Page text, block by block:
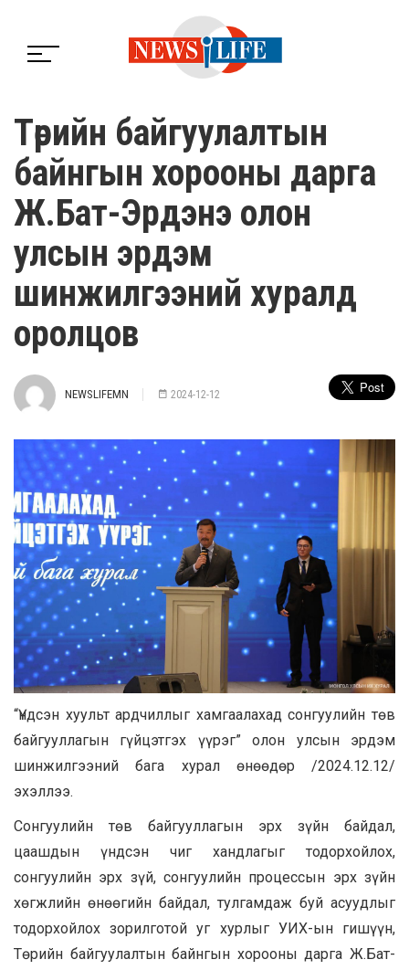
Төрийн байгуулалтын
байнгын хорооны дарга
Ж.Бат-Эрдэнэ олон
улсын эрдэм
шинжилгээний хуралд
оролцов
NEWSLIFEMN 2024-12-12
“Үндсэн хуульт ардчиллыг хамгаалахад сонгуулийн төв
байгууллагын гүйцэтгэх үүрэг” олон улсын эрдэм
шинжилгээний бага хурал өнөөдөр /2024.12.12/
эхэллээ.
Сонгуулийн төв байгууллагын эрх зүйн байдал,
цаашдын үндсэн чиг хандлагыг тодорхойлох,
сонгуулийн эрх зүй, сонгуулийн процессын эрх зүйн
хөгжлийн өнөөгийн байдал, тулгамдаж буй асуудлыг
тодорхойлох зорилготой уг хурлыг УИХ-ын гишүүн,
Төрийн байгуулалтын байнгын хорооны дарга Ж.Бат-